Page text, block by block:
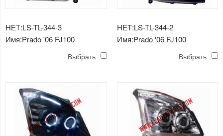
НЕТ:LS-TL-344-3
Имя:Prado '06 FJ100
Выбрать
НЕТ:LS-TL-344-2
Имя:Prado '06 FJ100
головной светильник черный
Выбрать